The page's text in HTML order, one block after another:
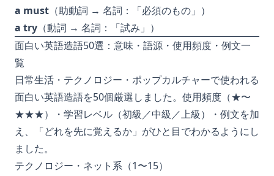
a must （助動詞 → 名詞：「必須のもの」）
a try （動詞 → 名詞：「試み」）
面白い英語造語50選：意味・語源・使用頻度・例文一
覧
日常生活・テクノロジー・ポップカルチャーで使われる
面白い英語造語を50個厳選しました。使用頻度（★〜
★★★）・学習レベル（初級／中級／上級）・例文を加
え、「どれを先に覚えるか」がひと目でわかるようにし
ました。
テクノロジー・ネット系（1〜15）